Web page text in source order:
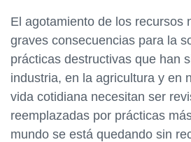
El agotamiento de los recursos
graves consecuencias para la
prácticas destructivas que han
industria, en la agricultura y en
vida cotidiana necesitan ser
reemplazadas por prácticas
mundo se está quedando sin